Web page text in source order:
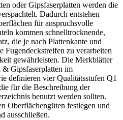
oder Gipsfaserplatten werden die
Dadurch entstehen
für anspruchsvolle
kommen schnelltrocknende,
die je nach Plattenkante und
Fugendeckstreifen zu verarbeiten
gewährleisten. Die Merkblätter
& Gipsfaserplatten im
definieren vier Qualitätsstufen Q1
für die Beschreibung der
benutzt werden sollten.
Oberflächengüten festlegen und
ausschließen.